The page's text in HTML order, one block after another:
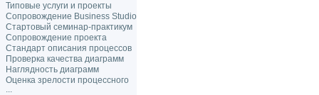
Типовые услуги и проекты
Сопровождение Business Studio
Стартовый семинар-практикум
Сопровождение проекта
Стандарт описания процессов
Проверка качества диаграмм
Наглядность диаграмм
Оценка зрелости процессного
...